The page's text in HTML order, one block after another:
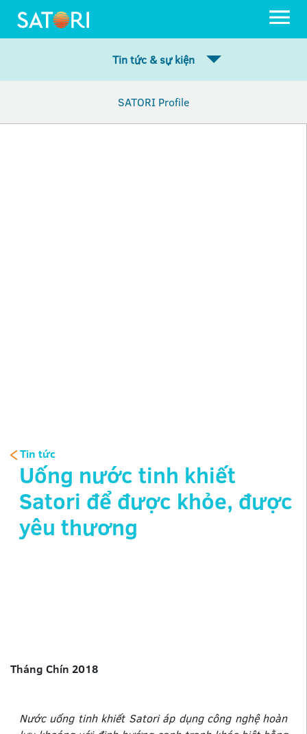
Tin tức & sự kiện
SATORI Profile
Tin tức
Uống nước tinh khiết
Satori để được khỏe, được
yêu thương
Tháng Chín 2018
Nước uống tinh khiết Satori áp dụng công nghệ hoàn